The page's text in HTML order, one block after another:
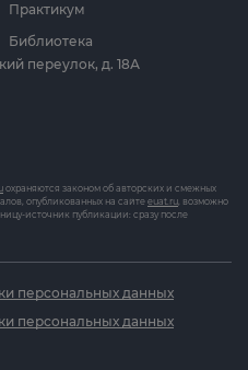
Практикум
Библиотека
переулок, д. 18А
охраняются законом об авторских и смежных
опубликованных на сайте euat.ru, возможно
источник публикации: сразу после
персональных данных
персональных данных